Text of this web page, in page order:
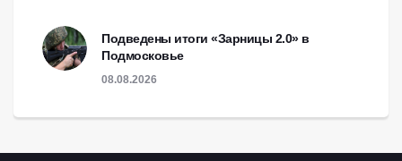
Подведены итоги «Зарницы 2.0» в
Подмосковье
08.08.2026